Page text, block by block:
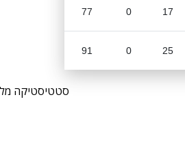
17
0
77
25
0
91
סטטיסטיקה